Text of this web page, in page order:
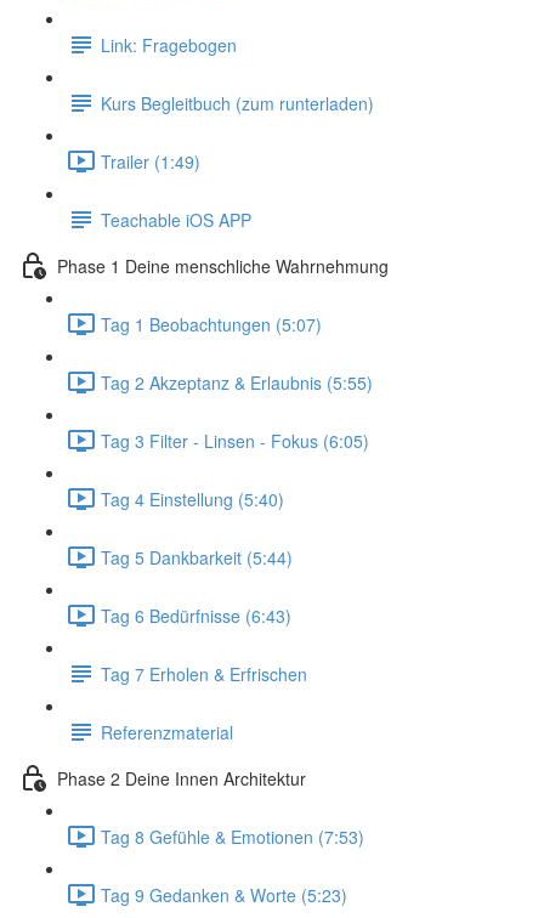
Link: Fragebogen
Kurs Begleitbuch (zum runterladen)
Trailer (1:49)
Teachable iOS APP
Phase 1 Deine menschliche Wahrnehmung
Tag 1 Beobachtungen (5:07)
Tag 2 Akzeptanz & Erlaubnis (5:55)
Tag 3 Filter - Linsen - Fokus (6:05)
Tag 4 Einstellung (5:40)
Tag 5 Dankbarkeit (5:44)
Tag 6 Bedürfnisse (6:43)
Tag 7 Erholen & Erfrischen
Referenzmaterial
Phase 2 Deine Innen Architektur
Tag 8 Gefühle & Emotionen (7:53)
Tag 9 Gedanken & Worte (5:23)